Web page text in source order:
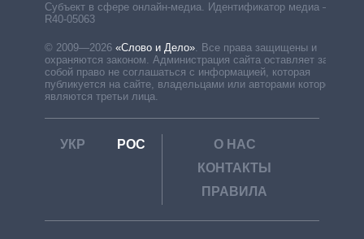
Субъект в сфере онлайн-медиа. Идентификатор медиа –
R40-05063
© 2009—2026 «Слово и Дело» Все права защищены и
охраняются законом. Администрация сайта оставляет за
собой право не соглашаться с информацией, которая
публикуется на сайте, владельцами или авторами которой
являются третьи лица.
УКР РОС
О НАС
КОНТАКТЫ
ПРАВИЛА